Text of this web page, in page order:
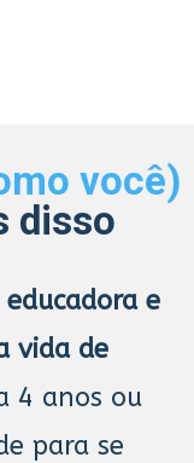
você)
disso
e
vida de
4 anos ou
para se